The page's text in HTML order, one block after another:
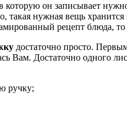
в которую он записывает
такая нужная вещь
рецепт блюда,
достаточно просто.
Вам. Достаточно одного
ручку;